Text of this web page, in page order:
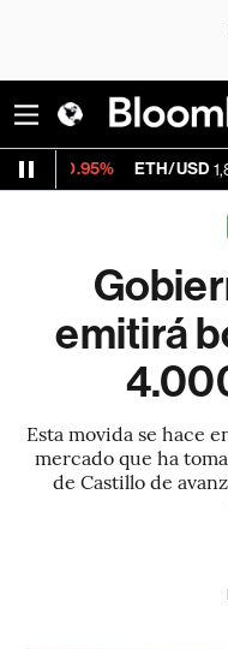
ETH/USD 1,892.925
emitirá
Esta movida se hace
mercado que ha
de Castillo de